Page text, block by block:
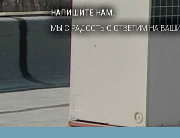
НАПИШИТЕ НАМ.
МЫ С РАДОСТЬЮ ОТВЕТИМ НА